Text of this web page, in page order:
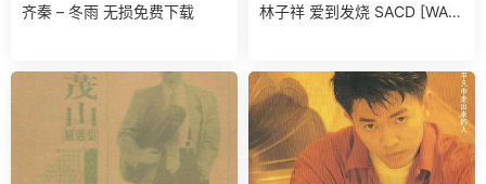
齐秦 – 冬雨 无损免费下载
林子祥 爱到发烧 SACD [WAV